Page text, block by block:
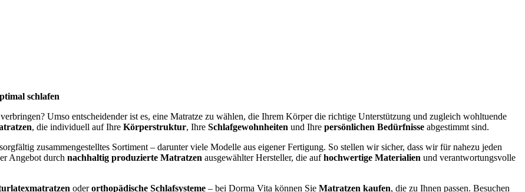
schlafen
Umso entscheidender ist es, eine Matratze zu wählen, die Ihrem Körper die richtige Unterstützung und zugleich wohltuende
, die individuell auf Ihre Körperstruktur, Ihre Schlafgewohnheiten und Ihre persönlichen Bedürfnisse abgestimmt sind.
zusammengestelltes Sortiment – darunter viele Modelle aus eigener Fertigung. So stellen wir sicher, dass wir für nahezu jeden
Angebot durch nachhaltig produzierte Matratzen ausgewählter Hersteller, die aufhochwertige Materialien und verantwortungsvolle
oderorthopädische Schlafsysteme – bei Dorma Vita können Sie Matratzen kaufen, die zu Ihnen passen. Besuchen